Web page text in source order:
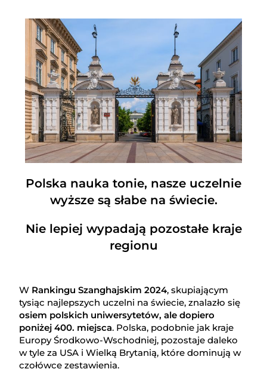
Polska nauka tonie, nasze uczelnie
wyższe są słabe na świecie.
Nie lepiej wypadają pozostałe kraje
regionu
W Rankingu Szanghajskim 2024, skupiającym
tysiąc najlepszych uczelni na świecie, znalazło się
osiem polskich uniwersytetów, ale dopiero
poniżej 400. miejsca. Polska, podobnie jak kraje
Europy Środkowo-Wschodniej, pozostaje daleko
w tyle za USA i Wielką Brytanią, które dominują w
czołówce zestawienia.